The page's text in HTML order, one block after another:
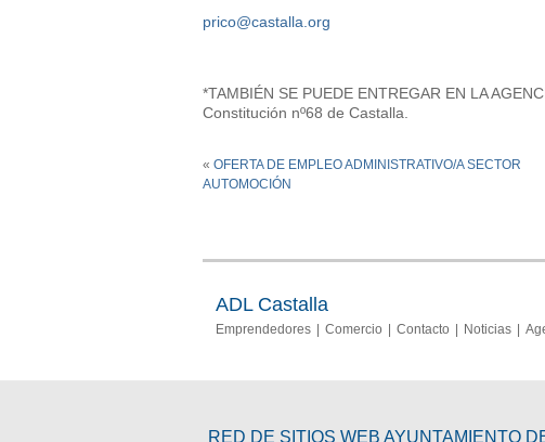
prico@castalla.org
*TAMBIÉN SE PUEDE ENTREGAR EN LA
Constitución nº68 de Castalla.
« OFERTA DE EMPLEO ADMINISTRATIVO/A SECTOR
AUTOMOCIÓN
ADL Castalla
Emprendedores Comercio Contacto Noticias
RED DE SITIOS WEB AYUNTAMIENTO